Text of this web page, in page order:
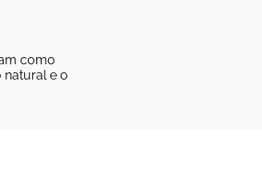
como
natural e o